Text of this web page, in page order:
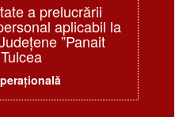
a prelucrării
aplicabil la
”Panait